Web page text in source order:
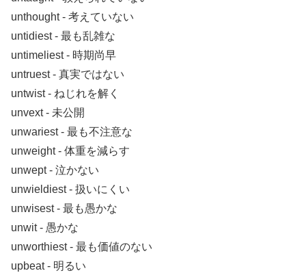
unthought ‐ 考えていない
untidiest ‐ 最も乱雑な
untimeliest ‐ 時期尚早
untruest ‐ 真実ではない
untwist ‐ ねじれを解く
unvext ‐ 未公開
unwariest ‐ 最も不注意な
unweight ‐ 体重を減らす
unwept ‐ 泣かない
unwieldiest ‐ 扱いにくい
unwisest ‐ 最も愚かな
unwit ‐ 愚かな
unworthiest ‐ 最も価値のない
upbeat ‐ 明るい